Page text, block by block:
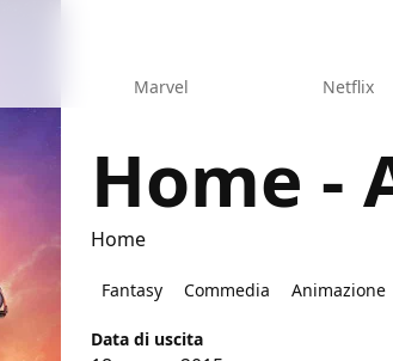
Marvel Netflix
Home -
Home
Fantasy Commedia Animazione
Data di uscita